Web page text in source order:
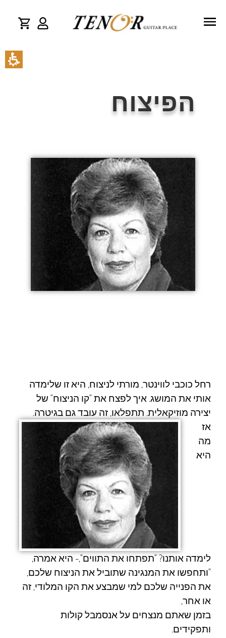
הפיצוח
רחל כוכבי לווינטר, מורתי לניצוח, היא זו שלימדה
אותי את המושג. איך לפצח את "קו הניצוח" של
יצירה מוזיקאלית. תתפלאו, זה עובד גם בגיטרה.
אז
מה
היא
לימדה אותנו? "תפתחו את התווים",- היא אמרה,
"ותחפשו את המנגינה שתוביל את הניצוח שלכם,
את הפנייה שלכם למי שמבצע את הקו המלודי, זה
או אחר,
בזמן שאתם מנצחים על אנסמבל קולות
ותפקידים.